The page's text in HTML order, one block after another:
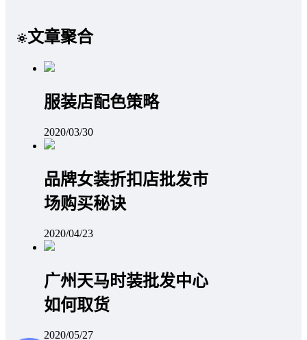
文章聚合
服装店配色策略
2020/03/30
品牌女装折扣店批发市
场购买秘诀
2020/04/23
广州天马时装批发中心
如何取货
2020/05/27